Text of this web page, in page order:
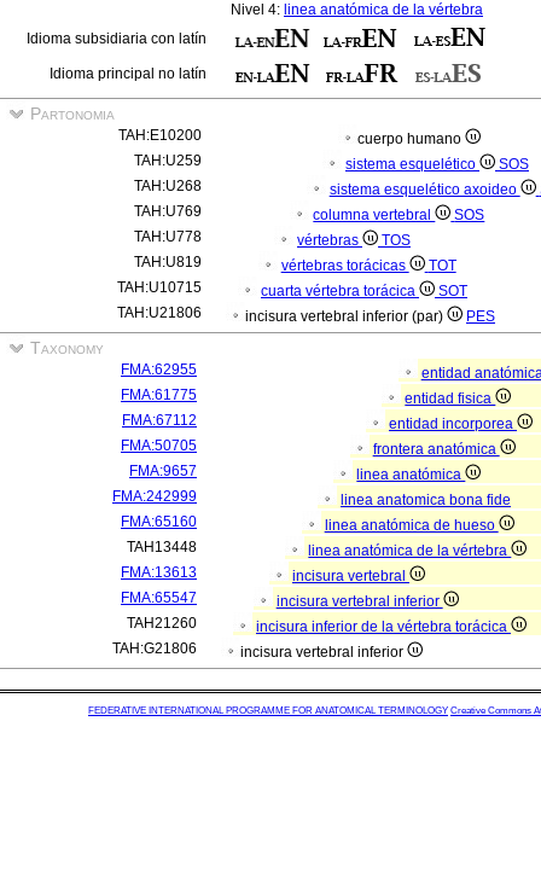
Nivel 4: linea anatómica de la vértebra
Idioma subsidiaria con latín
Idioma principal no latín
Partonomia
TAH:E10200
cuerpo humano
TAH:U259
sistema esquelético
SOS
TAH:U268
sistema esquelético axoideo
TAH:U769
columna vertebral
SOS
TAH:U778
vértebras
TOS
TAH:U819
vértebras torácicas
TOT
TAH:U10715
cuarta vértebra torácica
SOT
TAH:U21806
incisura vertebral inferior (par) PES
Taxonomy
FMA:62955
entidad
FMA:61775
entidad fisica
FMA:67112
entidad incorporea
FMA:50705
frontera anatómica
FMA:9657
linea anatómica
FMA:242999
linea anatomica bona fide
FMA:65160
linea anatómica de hueso
TAH13448
linea anatómica de la vértebra
FMA:13613
incisura vertebral
FMA:65547
incisura vertebral inferior
TAH21260
incisura inferior de la vértebra torácica
TAH:G21806
incisura vertebral inferior
FEDERATIVE INTERNATIONAL PROGRAMME FOR ANATOMICAL TERMINOLOGY Creative Commons